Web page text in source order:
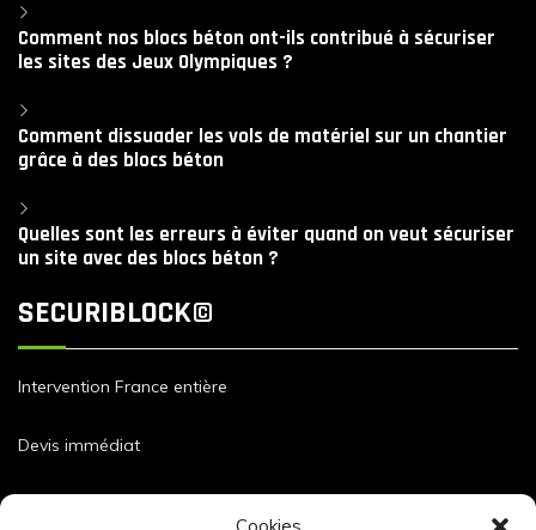
Comment nos blocs béton ont-ils contribué à sécuriser
les sites des Jeux Olympiques ?
Comment dissuader les vols de matériel sur un chantier
grâce à des blocs béton
Quelles sont les erreurs à éviter quand on veut sécuriser
un site avec des blocs béton ?
SECURIBLOCK©
Intervention France entière
Devis immédiat
Dimensions et caractéristiques de nos blocs